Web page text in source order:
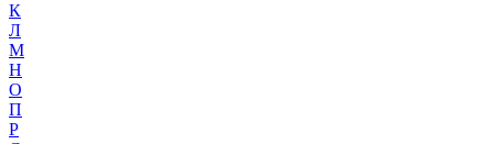
К
Л
М
Н
О
П
Р